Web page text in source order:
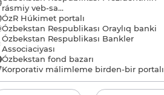
rásmiy veb-sa...
ÓzR Húkimet portalı
Ózbekstan Respublikası Oraylıq banki
Ózbekstan Respublikası Bankler
Associaciyası
Ózbekstan fond bazarı
Korporativ málimleme birden-bir portalı